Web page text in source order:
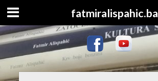
fatmiralispahic.ba